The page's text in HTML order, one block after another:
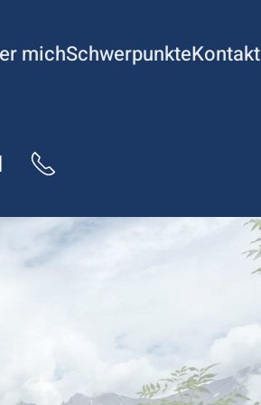
michSchwerpunkteKontakt